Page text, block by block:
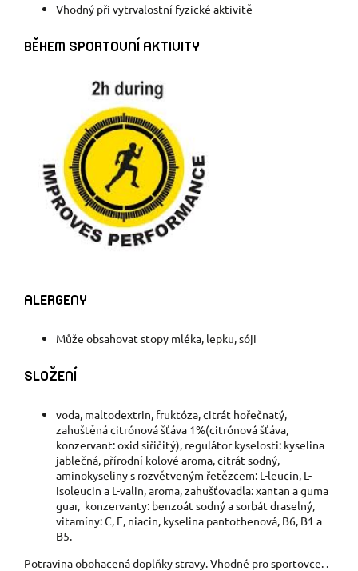
Vhodný při vytrvalostní fyzické aktivitě
BĚHEM SPORTOVNÍ AKTIVITY
ALERGENY
Může obsahovat stopy mléka, lepku, sóji
SLOŽENÍ
voda, maltodextrin, fruktóza, citrát hořečnatý,
zahuštěná citrónová šťáva 1%(citrónová šťáva,
konzervant: oxid siřičitý), regulátor kyselosti: kyselina
jablečná, přírodní kolové aroma, citrát sodný,
aminokyseliny s rozvětveným řetězcem: L-leucin, L-
isoleucin a L-valin, aroma, zahušťovadla: xantan a guma
guar, konzervanty: benzoát sodný a sorbát draselný,
vitamíny: C, E, niacin, kyselina pantothenová, B6, B1 a
B5.
Potravina obohacená doplňky stravy. Vhodné pro sportovce. .